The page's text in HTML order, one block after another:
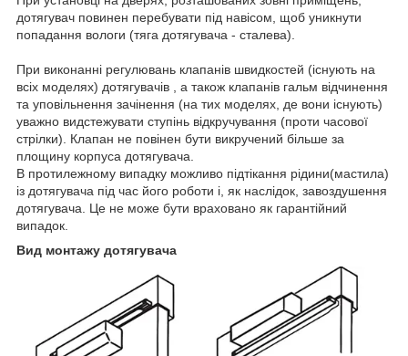
дотягувач повинен перебувати під навісом, щоб уникнути
попадання вологи (тяга дотягувача - сталева).
При виконанні регулювань клапанів швидкостей (існують на
всіх моделях) дотягувачів , а також клапанів гальм відчинення
та уповільнення зачінення (на тих моделях, де вони існують)
уважно видстежувати ступінь відкручування (проти часової
стрілки). Клапан не повінен бути викручений більше за
площину корпуса дотягувача.
В протилежному випадку можливо підтікання рідини(мастила)
із дотягувача під час його роботи і, як наслідок, завоздушення
дотягувача. Це не може бути враховано як гарантійний
випадок.
Вид монтажу дотягувача